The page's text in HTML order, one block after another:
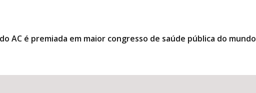
AC é premiada em maior congresso de saúde pública do mundo